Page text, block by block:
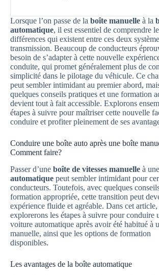
Lorsque l’on passe de la boîte manuelle à la
automatique, il est essentiel de comprendre
différences qui existent entre ces deux
transmission. Beaucoup de conducteurs
besoin de s’adapter à cette nouvelle
conduite, qui promet généralement plus de
simplicité dans le pilotage du véhicule. Ce
peut sembler intimidant au premier abord,
quelques conseils pratiques et une formation
devient tout à fait accessible. Explorons
étapes à suivre pour maîtriser cette nouvelle
conduire et profiter pleinement de ses
Conduire une boîte auto après une boîte
Comment faire?
Passer d’une boîte de vitesses manuelle à une
automatique peut sembler intimidant pour
conducteurs. Toutefois, avec quelques
formation appropriée, cette transition peut
expérience fluide et agréable. Dans cet article,
explorerons les étapes à suivre pour conduire
voiture automatique après avoir été habitué à
manuelle, ainsi que les options de formation
disponibles.
Les avantages de la boîte automatique